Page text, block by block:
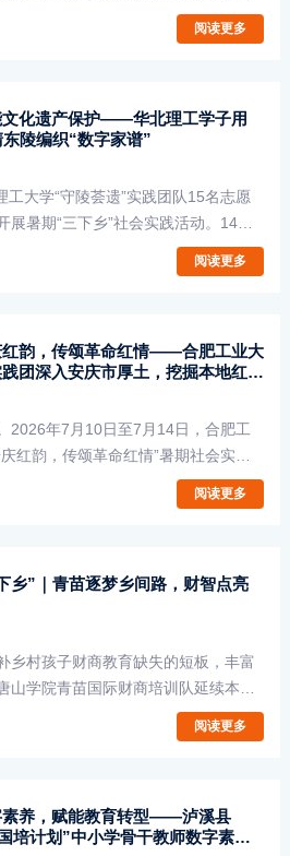
川”为主题的调研与探访活动。同学
阅读更多
文化遗产保护——华北理工学子用
陵编织“数字家谱”
大学“守陵荟遗”实践团队15名志愿
暑期“三下乡”社会实践活动。14天
落，围绕世界文化遗产保护与地方文
述史···
阅读更多
红韵，传颂革命红情——合肥工业大
团深入安庆市厚土，挖掘本地红色
2026年7月10日至7月14日，合肥工
红韵，传颂革命红情”暑期社会实践
入探寻本土红色文脉，挖掘革命旧
的红色底···
阅读更多
乡”｜青苗逐梦乡间路，财智点亮
乡村孩子财商教育缺失的短板，丰富
山学院青苗国际财商培训队延续本专
参与暑期“三下乡”社会实践，开展为
。支···
阅读更多
素养，赋能教育转型——泸溪县
培计划”中小学骨干教师数字素养